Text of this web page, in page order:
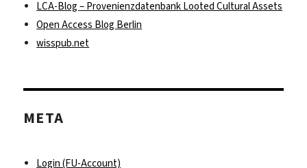
LCA-Blog – Provenienzdatenbank Looted Cultural Assets
Open Access Blog Berlin
wisspub.net
META
Login (FU-Account)